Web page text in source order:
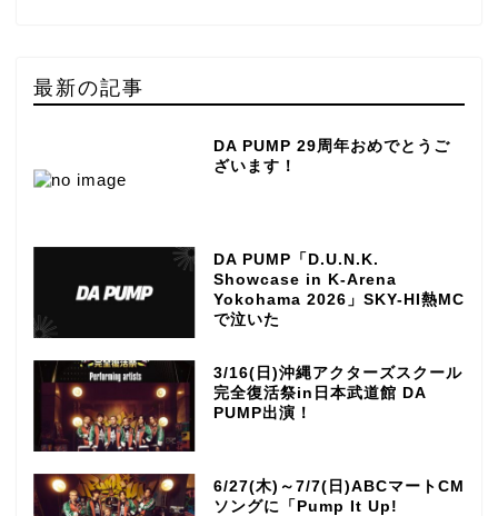
最新の記事
DA PUMP 29周年おめでとうご
ざいます！
DA PUMP「D.U.N.K.
Showcase in K-Arena
Yokohama 2026」SKY-HI熱MC
で泣いた
3/16(日)沖縄アクターズスクール
完全復活祭in日本武道館 DA
PUMP出演！
6/27(木)～7/7(日)ABCマートCM
ソングに「Pump It Up!